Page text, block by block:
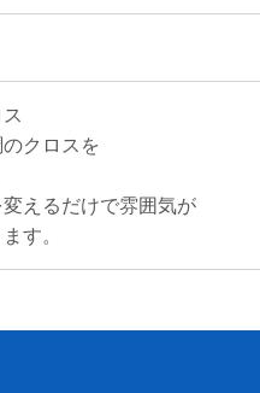
クロスを
えるだけで雰囲気が
す。